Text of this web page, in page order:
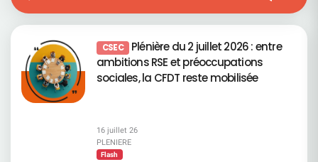
CSEC Plénière du 2 juillet 2026 : entre
ambitions RSE et préoccupations
sociales, la CFDT reste mobilisée
16 juillet 26
PLENIERE
Flash